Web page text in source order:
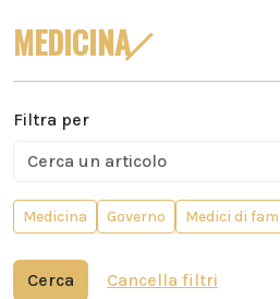
MEDICINA
Filtra per
Medicina Governo Medici di
Cerca Cancella filtri